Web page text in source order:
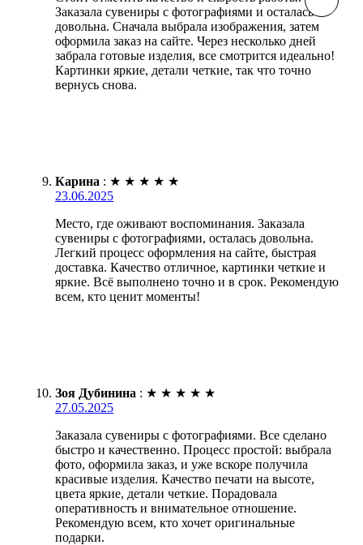
Заказала сувениры с фотографиями и осталась
довольна. Сначала выбрала изображения, затем
оформила заказ на сайте. Через несколько дней
забрала готовые изделия, все смотрится идеально!
Картинки яркие, детали четкие, так что точно
вернусь снова.
Карина : ★ ★ ★ ★ ★
23.06.2025
Место, где оживают воспоминания. Заказала
сувениры с фотографиями, осталась довольна.
Легкий процесс оформления на сайте, быстрая
доставка. Качество отличное, картинки четкие и
яркие. Всё выполнено точно и в срок. Рекомендую
всем, кто ценит моменты!
Зоя Дубинина : ★ ★ ★ ★ ★
27.05.2025
Заказала сувениры с фотографиями. Все сделано
быстро и качественно. Процесс простой: выбрала
фото, оформила заказ, и уже вскоре получила
красивые изделия. Качество печати на высоте,
цвета яркие, детали четкие. Порадовала
оперативность и внимательное отношение.
Рекомендую всем, кто хочет оригинальные
подарки.